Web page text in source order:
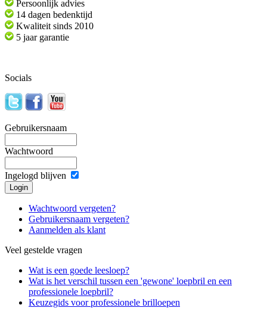
Persoonlijk advies
14 dagen bedenktijd
Kwaliteit sinds 2010
5 jaar garantie
Socials
Gebruikersnaam
Wachtwoord
Ingelogd blijven
Wachtwoord vergeten?
Gebruikersnaam vergeten?
Aanmelden als klant
Veel gestelde vragen
Wat is een goede leesloep?
Wat is het verschil tussen een 'gewone' loepbril en een
professionele loepbril?
Keuzegids voor professionele brilloepen